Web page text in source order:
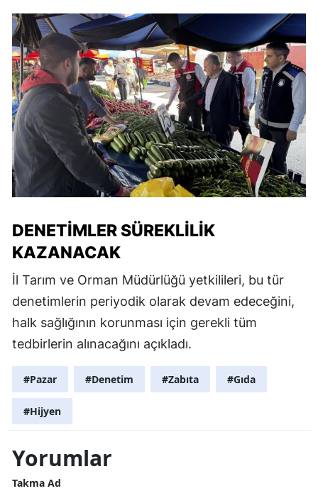
DENETIMLER SÜREKLILIK
KAZANACAK
İl Tarım ve Orman Müdürlüğü yetkilileri, bu tür
denetimlerin periyodik olarak devam edeceğini,
halk sağlığının korunması için gerekli tüm
tedbirlerin alınacağını açıkladı.
#Pazar #Denetim #Zabıta #Gıda
#Hijyen
Yorumlar
Takma Ad